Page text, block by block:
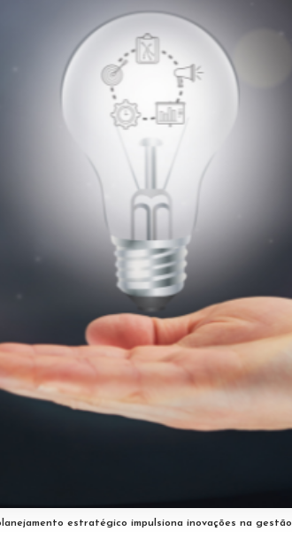
estratégico impulsiona inovações na gestão